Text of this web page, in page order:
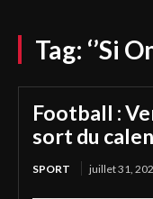
Tag: ‘’Si
Football :
sort du
SPORT juillet 31,